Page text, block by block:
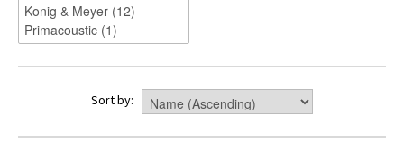
Sort by: